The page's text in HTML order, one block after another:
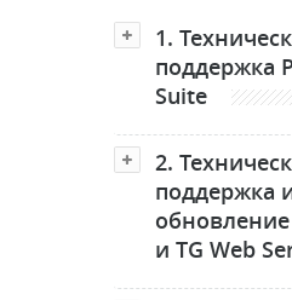
1.
поддержка
Suite
2.
поддержка
и TG Web